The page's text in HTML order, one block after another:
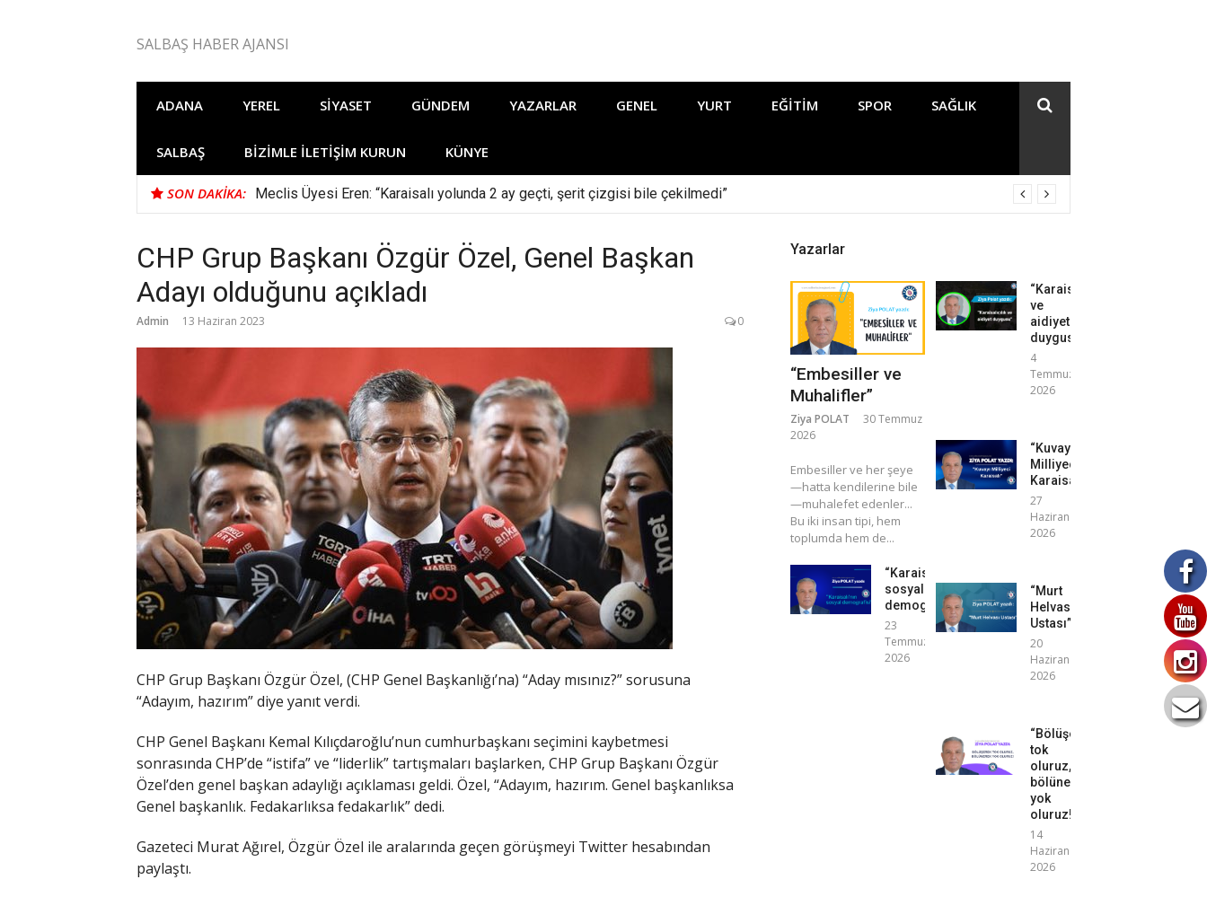
SALBAŞ HABER AJANSI
ADANA YEREL SIYASET GÜNDEM YAZARLAR GENEL YURT EĞITIM SPOR SAĞLIK
SALBAŞ BIZIMLE İLETIŞIM KURUN KÜNYE
SON DAKIKA: Meclis Üyesi Eren: “Karaisalı yolunda 2 ay geçti, şerit çizgisi bile çekilmedi”
CHP Grup Başkanı Özgür Özel, Genel Başkan
Adayı olduğunu açıkladı
Admin 13 Haziran 2023 0
CHP Grup Başkanı Özgür Özel, (CHP Genel Başkanlığı’na) “Aday mısınız?” sorusuna
“Adayım, hazırım” diye yanıt verdi.
CHP Genel Başkanı Kemal Kılıçdaroğlu’nun cumhurbaşkanı seçimini kaybetmesi
sonrasında CHP’de “istifa” ve “liderlik” tartışmaları başlarken, CHP Grup Başkanı Özgür
Özel’den genel başkan adaylığı açıklaması geldi. Özel, “Adayım, hazırım. Genel başkanlıksa
Genel başkanlık. Fedakarlıksa fedakarlık” dedi.
Gazeteci Murat Ağırel, Özgür Özel ile aralarında geçen görüşmeyi Twitter hesabından
paylaştı.
Yazarlar
“Embesiller ve
Muhalifler”
Ziya POLAT
30 Temmuz
2026
​Embesiller ve her şeye
—hatta kendilerine bile
—muhalefet edenler...
Bu iki insan tipi, hem
toplumda hem de...
“Karaisalı’nın
sosyal
demografisi”
23
Temmuz
2026
“Karaisalıcılık
ve
aidiyet
duygusu”
4
Temmuz
2026
“Kuvayı
Milliyeci
Karaisalı”
27
Haziran
2026
“Murt
Helvası
Ustası”
20
Haziran
2026
“Bölüşerek
tok
oluruz,
bölünerek
yok
oluruz!”
14
Haziran
2026